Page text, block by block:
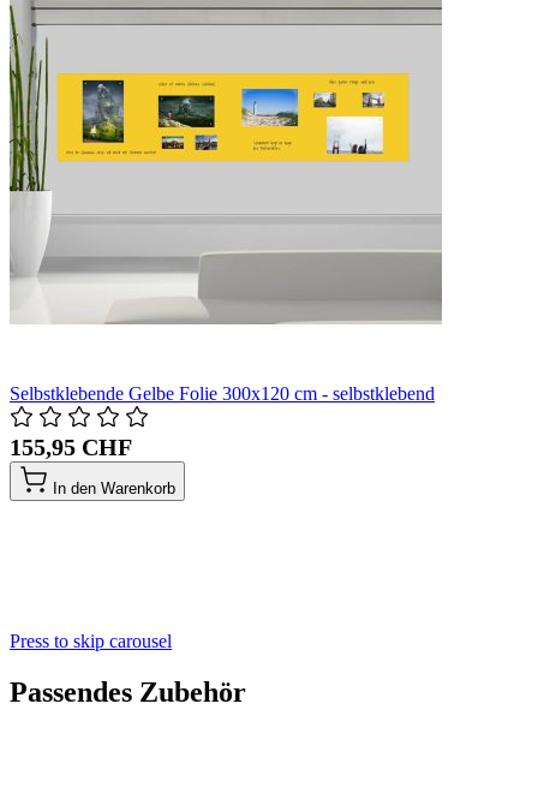
Selbstklebende Gelbe Folie 300x120 cm - selbstklebend
155,95 CHF
In den Warenkorb
Press to skip carousel
Passendes Zubehör